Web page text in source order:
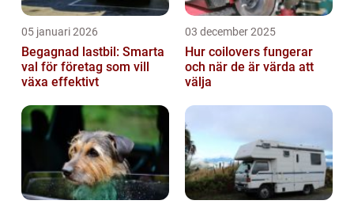
05 januari 2026
Begagnad lastbil: Smarta
val för företag som vill
växa effektivt
03 december 2025
Hur coilovers fungerar
och när de är värda att
välja